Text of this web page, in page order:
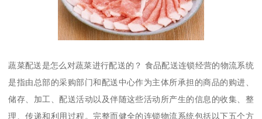
蔬菜配送是怎么对蔬菜进行配送的？ 食品配送连锁经营的物流系统
是指由总部的采购部门和配送中心作为主体所承担的商品的购进、
储存、加工、配送活动以及伴随这些活动所产生的信息的收集、整
理、传递和利用过程。完整而健全的连锁物流系统包括以下五个方